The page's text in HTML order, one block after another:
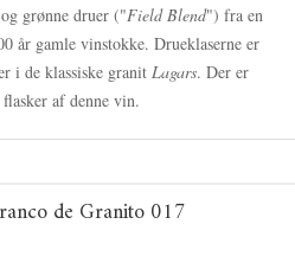
grønne druer ("Field Blend") fra en
år gamle vinstokke. Drueklaserne er
i de klassiske granitLagars. Der er
af denne vin.
de Granito 017